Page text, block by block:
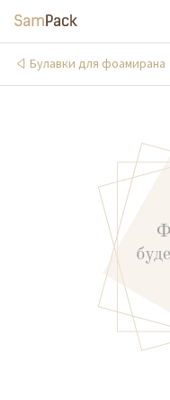
Булавки для фоамирана